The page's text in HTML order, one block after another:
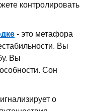
контролировать
- это метафора
Вы
Вы
Сон
о